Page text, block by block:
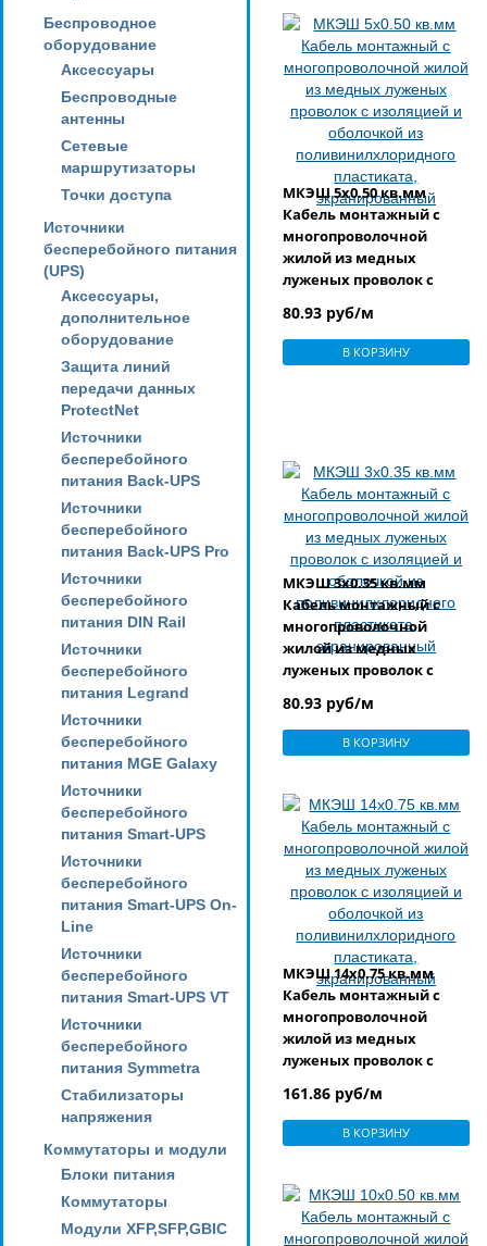
Беспроводное
оборудование
Аксессуары
Беспроводные
антенны
Сетевые
маршрутизаторы
Точки доступа
Источники
бесперебойного питания
(UPS)
Аксессуары,
дополнительное
оборудование
Защита линий
передачи данных
ProtectNet
Источники
бесперебойного
питания Back-UPS
Источники
бесперебойного
питания Back-UPS Pro
Источники
бесперебойного
питания DIN Rail
Источники
бесперебойного
питания Legrand
Источники
бесперебойного
питания MGE Galaxy
Источники
бесперебойного
питания Smart-UPS
Источники
бесперебойного
питания Smart-UPS On-
Line
Источники
бесперебойного
питания Smart-UPS VT
Источники
бесперебойного
питания Symmetra
Стабилизаторы
напряжения
Коммутаторы и модули
Блоки питания
Коммутаторы
Модули XFP,SFP,GBIC
МКЭШ 5x0.50 кв.мм
Кабель монтажный с
многопроволочной
жилой из медных
луженых проволок с
из
поливинилхлоридного
пластиката,
80.93 руб/м
В КОРЗИНУ
МКЭШ 3x0.35 кв.мм
Кабель монтажный с
многопроволочной
жилой из медных
луженых проволок с
из
поливинилхлоридного
пластиката,
80.93 руб/м
В КОРЗИНУ
МКЭШ 14x0.75 кв.мм
Кабель монтажный с
многопроволочной
жилой из медных
луженых проволок с
из
поливинилхлоридного
пластиката,
161.86 руб/м
В КОРЗИНУ